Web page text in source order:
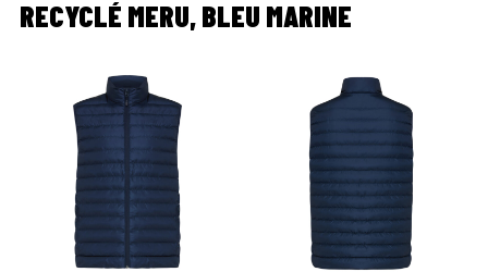
RECYCLÉ MERU, BLEU MARINE